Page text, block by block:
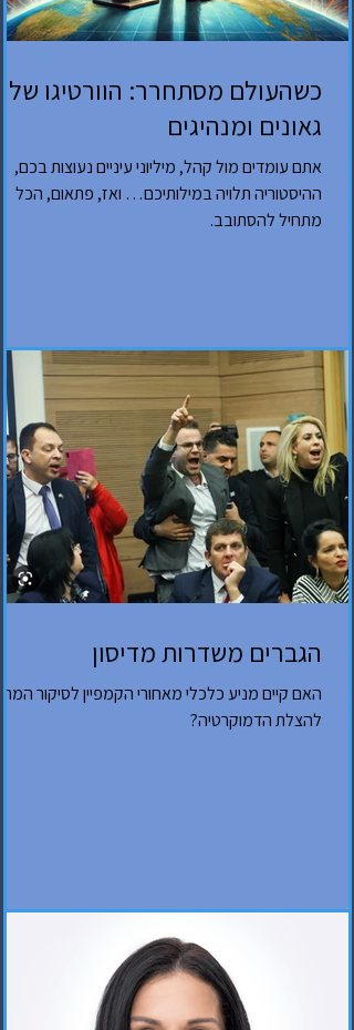
כשהעולם מסתחרר: הוורטיגו של
גאונים ומנהיגים
אתם עומדים מול קהל, מיליוני עיניים נעוצות בכם,
ההיסטוריה תלויה במילותיכם… ואז, פתאום, הכל
מתחיל להסתובב.
הגברים משדרות מדיסון
האם קיים מניע כלכלי מאחורי הקמפיין לסיקור
להצלת הדמוקרטיה?